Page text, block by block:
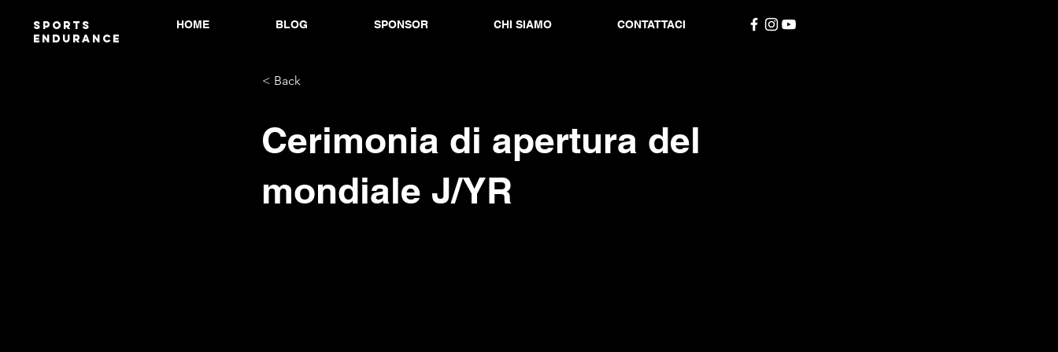
Sports
endurANCE
HOME BLOG SPONSOR CHI SIAMO CONTATTACI
< Back
Cerimonia di apertura del
mondiale J/YR